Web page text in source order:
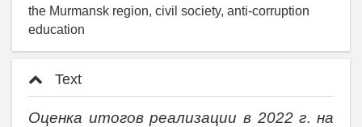
the Murmansk region, civil society, anti-corruption
education
Text
Оценка итогов реализации в 2022 г. на